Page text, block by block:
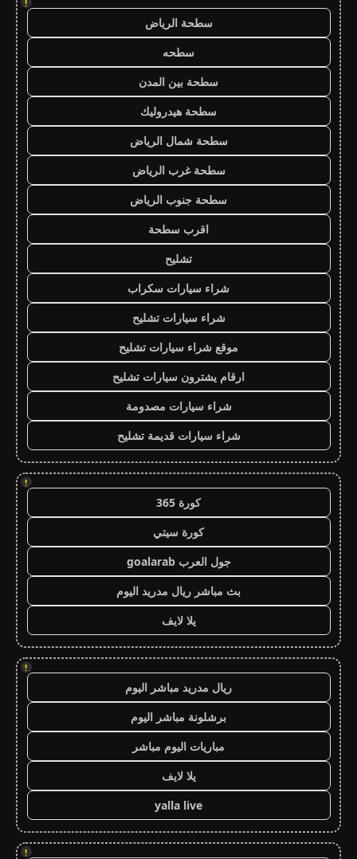
!
سطحة الرياض
سطحه
سطحة بين المدن
سطحة هيدروليك
سطحة شمال الرياض
سطحة غرب الرياض
سطحة جنوب الرياض
اقرب سطحة
تشليح
شراء سيارات سكراب
شراء سيارات تشليح
موقع شراء سيارات تشليح
ارقام يشترون سيارات تشليح
شراء سيارات مصدومة
شراء سيارات قديمة تشليح
!
كورة 365
كورة سيتي
جول العرب goalarab
بث مباشر ريال مدريد اليوم
يلا لايف
!
ريال مدريد مباشر اليوم
برشلونة مباشر اليوم
مباريات اليوم مباشر
يلا لايف
yalla live
!